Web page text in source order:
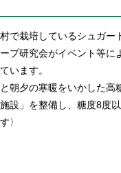
で栽培しているシュガー
プ研究会がイベント等に
います。
朝夕の寒暖をいかした高
設」を整備し、糖度8度
〉